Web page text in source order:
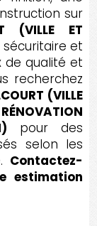
sur
(VILLE ET
et
de qualité et
recherchez
(VILLE
RÉNOVATION
pour des
selon les
Contactez-
estimation